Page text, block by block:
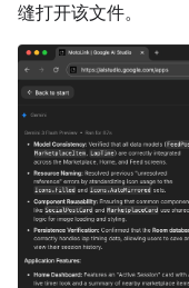
缝打开该文件。